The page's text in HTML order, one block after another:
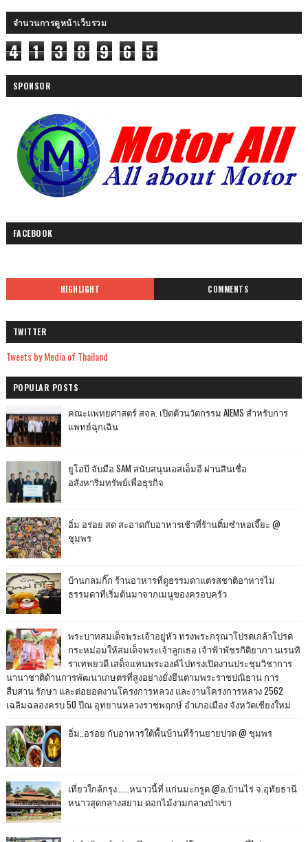
จำนวนการดูหน้าเว็บรวม
4 1 3 8 9 6 5
SPONSOR
FACEBOOK
HIGHLIGHT COMMENTS
TWITTER
Tweets by Media of Thailand
POPULAR POSTS
คณะแพทยศาสตร์ สจล. เปิดตัวนวัตกรรม AIEMS สำหรับการ
แพทย์ฉุกเฉิน
ยูโอบี จับมือ SAM สนับสนุนเอสเอ็มอี ผ่านสินเชื่อ
อสังหาริมทรัพย์เพื่อธุรกิจ
อิ่ม อร่อย สด สะอาดกับอาหารเช้าที่ร้านติ๋มซำหอเจี๊ยะ @
ชุมพร
บ้านกลมกิ๊ก ร้านอาหารที่ดูธรรมดาแต่รสชาติอาหารไม่
ธรรมดาที่เริ่มต้นมาจากเมนูของครอบครัว
พระบาทสมเด็จพระเจ้าอยู่หัว ทรงพระกรุณาโปรดเกล้าโปรด
กระหม่อมให้สมเด็จพระเจ้าลูกเธอ เจ้าฟ้าพัชรกิติยาภา นเรนทิ
ราเทพยวดี เสด็จแทนพระองค์ไปทรงเปิดงานประชุมวิชาการ
นานาชาติด้านการพัฒนาเกษตรที่สูงอย่างยั่งยืนตามพระราชปณิธาน การ
สืบสาน รักษา และต่อยอดงานโครงการหลวง และงานโครงการหลวง 2562
เฉลิมฉลองครบ 50 ปีณ อุทยานหลวงราชพฤกษ์ อำเภอเมือง จังหวัดเชียงใหม่
อิ่ม..อร่อย กับอาหารใต้พื้นบ้านที่ร้านยายปวด @ ชุมพร
เที่ยวใกล้กรุง......หนาวนี้ที่ แก่นมะกรูด @อ.บ้านไร่ จ.อุทัยธานี
หนาวสุดกลางสยาม ดอกไม้งามกลางป่าเขา